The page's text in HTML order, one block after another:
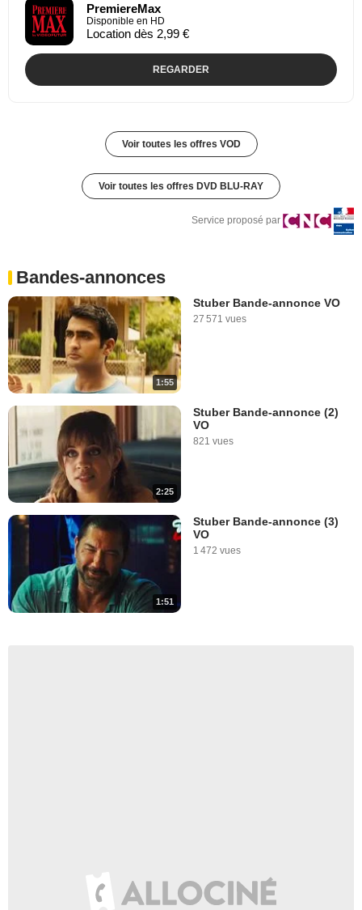
PremiereMax
Disponible en HD
Location dès 2,99 €
REGARDER
Voir toutes les offres VOD
Voir toutes les offres DVD BLU-RAY
Service proposé par
Bandes-annonces
1:55
Stuber Bande-annonce VO
27 571 vues
2:25
Stuber Bande-annonce (2)
VO
821 vues
1:51
Stuber Bande-annonce (3)
VO
1 472 vues